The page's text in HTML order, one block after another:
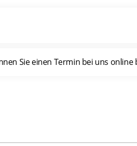
Sie einen Termin bei uns online